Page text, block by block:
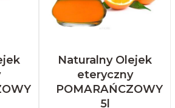
Naturalny Olejek
eteryczny
POMARAŃCZOWY
5l